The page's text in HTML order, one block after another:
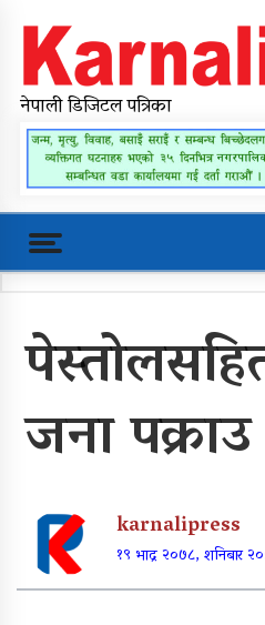
content
karnalipress
Online News Portal
नेपाली डिजिटल पत्रिका
महावै
शिलान्यास
जना पक्राउ
karnalipress
१९ भाद्र २०७८, शनिबार